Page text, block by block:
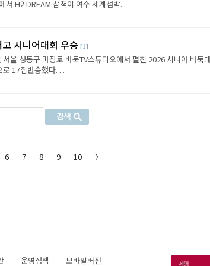
H2 DREAM 삼척이 여수 세계섬박...
시니어대회 우승 [1]
울 성동구 마장로 바둑TV스튜디오에서 펼친 2026 시니어 바둑
17집반승했다. ...
6 7 8 9 10 〉
운영정책 모바일버전